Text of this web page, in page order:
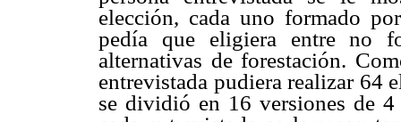
elección, cada uno formado
pedía que eligiera entre no
alternativas de forestación.
entrevistada pudiera realizar 64
se dividió en 16 versiones de 4